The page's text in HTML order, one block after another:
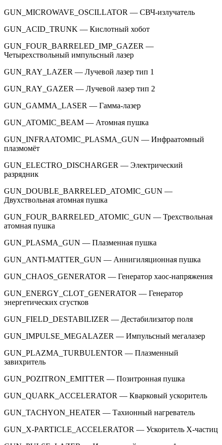
GUN_MICROWAVE_OSCILLATOR — СВЧ-излучатель
GUN_ACID_TRUNK — Кислотный хобот
GUN_FOUR_BARRELED_IMP_GAZER —
Четырехствольный импульсный лазер
GUN_RAY_LAZER — Лучевой лазер тип 1
GUN_RAY_GAZER — Лучевой лазер тип 2
GUN_GAMMA_LASER — Гамма-лазер
GUN_ATOMIC_BEAM — Атомная пушка
GUN_INFRAATOMIC_PLASMA_GUN — Инфраатомный
плазмомёт
GUN_ELECTRO_DISCHARGER — Электрический
разрядник
GUN_DOUBLE_BARRELED_ATOMIC_GUN —
Двухствольная атомная пушка
GUN_FOUR_BARRELED_ATOMIC_GUN — Трехствольная
атомная пушка
GUN_PLASMA_GUN — Плазменная пушка
GUN_ANTI-MATTER_GUN — Аннигиляционная пушка
GUN_CHAOS_GENERATOR — Генератор хаос-напряжения
GUN_ENERGY_CLOT_GENERATOR — Генератор
энергетических сгустков
GUN_FIELD_DESTABILIZER — Дестабилизатор поля
GUN_IMPULSE_MEGALAZER — Импульсный мегалазер
GUN_PLAZMA_TURBULENTOR — Плазменный
завихритель
GUN_POZITRON_EMITTER — Позитронная пушка
GUN_QUARK_ACCELERATOR — Кварковый ускоритель
GUN_TACHYON_HEATER — Тахионный нагреватель
GUN_X-PARTICLE_ACCELERATOR — Ускоритель X-частиц